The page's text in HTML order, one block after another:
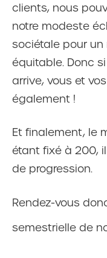
clients, nous
notre modeste
sociétale pour
équitable. Donc
arrive, vous et
également !
Et finalement, le
étant fixé à 200,
de progression.
Rendez-vous
semestrielle de